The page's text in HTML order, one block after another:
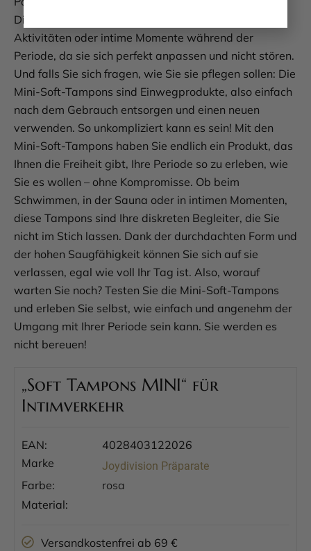
Diese Tampons sind übrigens ideal für sportliche
Aktivitäten oder intime Momente während der
Periode, da sie sich perfekt anpassen und nicht stören.
Und falls Sie sich fragen, wie Sie sie pflegen sollen: Die
Mini-Soft-Tampons sind Einwegprodukte, also einfach
nach dem Gebrauch entsorgen und einen neuen
verwenden. So unkompliziert kann es sein! Mit den
Mini-Soft-Tampons haben Sie endlich ein Produkt, das
Ihnen die Freiheit gibt, Ihre Periode so zu erleben, wie
Sie es wollen – ohne Kompromisse. Ob beim
Schwimmen, in der Sauna oder in intimen Momenten,
diese Tampons sind Ihre diskreten Begleiter, die Sie
nicht im Stich lassen. Dank der durchdachten Form und
der hohen Saugfähigkeit können Sie sich auf sie
verlassen, egal wie voll Ihr Tag ist. Also, worauf
warten Sie noch? Testen Sie die Mini-Soft-Tampons
und erleben Sie selbst, wie einfach und angenehm der
Umgang mit Ihrer Periode sein kann. Sie werden es
nicht bereuen!
„Soft Tampons MINI“ für
Intimverkehr
EAN:
4028403122026
Marke
Joydivision Präparate
Farbe:
rosa
Material:
Versandkostenfrei ab 69 €